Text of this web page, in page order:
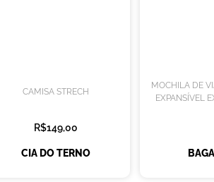
CAMISA STRECH
R$149,00
CIA DO TERNO
MOCHILA DE
EXPANSÍVEL